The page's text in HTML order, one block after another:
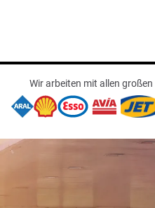
Shell Card – zum Tanken
Für kleine Unternehmen
Ladekarten
Travelcard
Shell Card – zum Tanken
Service & Wartung
Pannenschutz
Kunden-Online-Portal
Wir arbeiten mit allen